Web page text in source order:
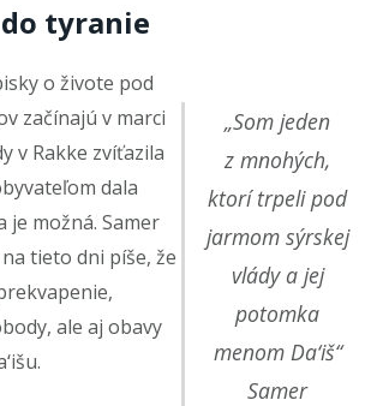
tyranie
„Som jeden
z mnohých,
ktorí trpeli pod
jarmom sýrskej
vlády a jej
potomka
menom Da‘iš“
Samer
o živote pod
začínajú v marci
v Rakke zvíťazila
dala
je možná. Samer
tieto dni píše, že
ale aj obavy